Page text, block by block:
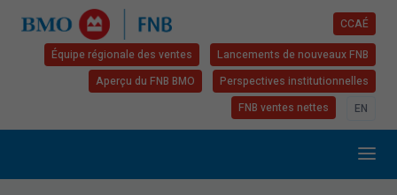
CCAÉ
Équipe régionale des ventes
Lancements de nouveaux FNB
Aperçu du FNB BMO
Perspectives institutionnelles
FNB ventes nettes
EN